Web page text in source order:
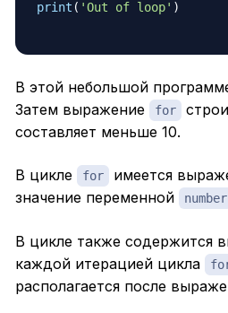
print ( 'Out of loop' )
В этой небольшой
Затем выражение
for
составляет меньше 10.
В цикле for имеется
значение переменной
number
В цикле также содержится
каждой итерацией цикла
располагается после